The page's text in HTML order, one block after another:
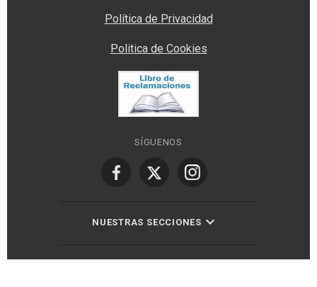
Política de Privacidad
Politica de Cookies
SÍGUENOS
NUESTRAS SECCIONES